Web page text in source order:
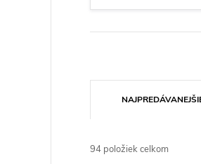
a94 položiek celkom